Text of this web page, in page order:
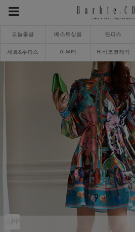
오늘출발 베스트상품 원피스
세트&투피스 아우터 바비코코제작